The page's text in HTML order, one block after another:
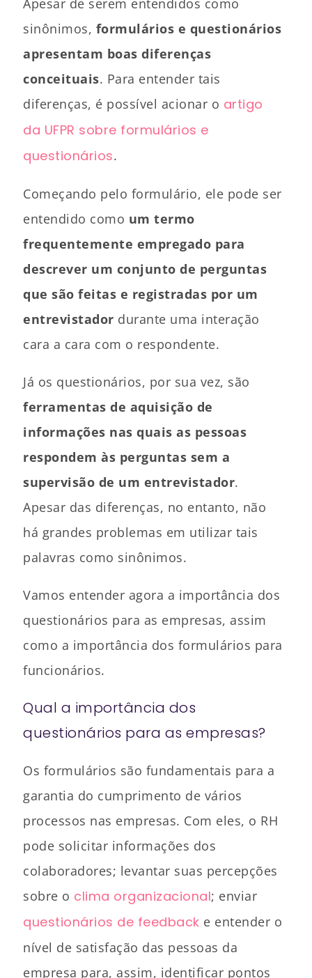
Apesar de serem entendidos como
sinônimos, formulários e questionários
apresentam boas diferenças
conceituais. Para entender tais
diferenças, é possível acionar o artigo
da UFPR sobre formulários e
questionários.
Começando pelo formulário, ele pode ser
entendido como um termo
frequentemente empregado para
descrever um conjunto de perguntas
que são feitas e registradas por um
entrevistador durante uma interação
cara a cara com o respondente.
Já os questionários, por sua vez, são
ferramentas de aquisição de
informações nas quais as pessoas
respondem às perguntas sem a
supervisão de um entrevistador.
Apesar das diferenças, no entanto, não
há grandes problemas em utilizar tais
palavras como sinônimos.
Vamos entender agora a importância dos
questionários para as empresas, assim
como a importância dos formulários para
funcionários.
Qual a importância dos
questionários para as empresas?
Os formulários são fundamentais para a
garantia do cumprimento de vários
processos nas empresas. Com eles, o RH
pode solicitar informações dos
colaboradores; levantar suas percepções
sobre o clima organizacional; enviar
questionários de feedback e entender o
nível de satisfação das pessoas da
empresa para, assim, identificar pontos